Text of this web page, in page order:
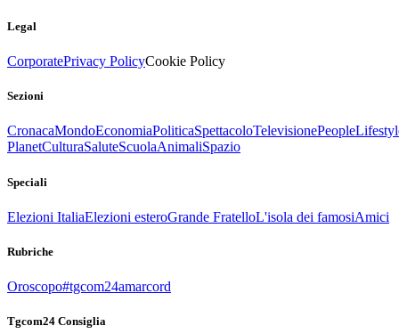
Legal
CorporatePrivacy PolicyCookie Policy
Sezioni
CronacaMondoEconomiaPoliticaSpettacoloTelevisionePeople
PlanetCulturaSaluteScuolaAnimaliSpazio
Speciali
Elezioni ItaliaElezioni esteroGrande FratelloL'isola dei famosiAmici
Rubriche
Oroscopo#tgcom24amarcord
Tgcom24 Consiglia